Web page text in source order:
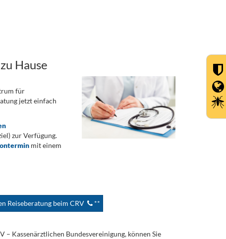
Hause
für
jetzt einfach
zur Verfügung.
mit einem
Reiseberatung beim CRV **
Kassenärztlichen Bundesvereinigung, können Sie